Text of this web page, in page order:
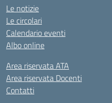
Le notizie
Le circolari
Calendario eventi
Albo online
Area riservata ATA
Area riservata Docenti
Contatti